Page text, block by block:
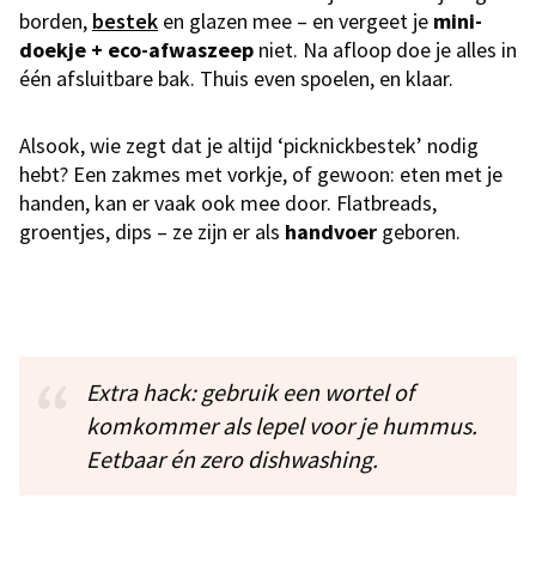
borden, bestek en glazen mee – en vergeet je mini-
doekje + eco-afwaszeep niet. Na afloop doe je alles in
één afsluitbare bak. Thuis even spoelen, en klaar.
Alsook, wie zegt dat je altijd ‘picknickbestek’ nodig
hebt? Een zakmes met vorkje, of gewoon: eten met je
handen, kan er vaak ook mee door. Flatbreads,
groentjes, dips – ze zijn er als handvoer geboren.
Extra hack: gebruik een wortel of
komkommer als lepel voor je hummus.
Eetbaar én zero dishwashing.